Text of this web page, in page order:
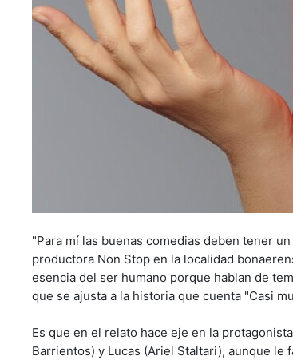
"Para mí las buenas comedias deben tener
productora Non Stop en la localidad
esencia del ser humano porque hablan de
que se ajusta a la historia que cuenta "Casi
Es que en el relato hace eje en la
Barrientos) y Lucas (Ariel Staltari), aunque le